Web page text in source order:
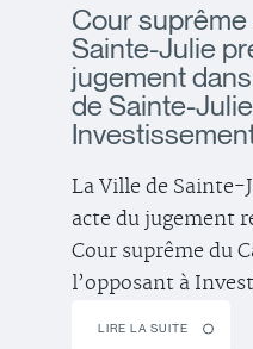
Cour suprême
Sainte-Julie
jugement
de Sainte-
La Ville de Sainte-
acte du jugement
Cour suprême du
l’opposant à
LIRE LA SUITE